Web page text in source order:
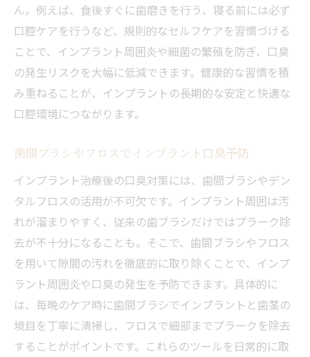
ん。例えば、食後すぐに歯磨きを行う、寝る前には必ず
口腔ケアを行うなど、規則的なセルフケアを習慣づける
ことで、インプラント周囲炎や細菌の繁殖を防ぎ、口臭
の発生リスクを大幅に低減できます。健康的な習慣を積
み重ねることが、インプラントの長期的な安定と快適な
口腔環境につながります。
歯間ブラシやフロスでインプラント口臭予防
インプラント治療後の口臭対策には、歯間ブラシやデン
タルフロスの活用が不可欠です。インプラント周囲は汚
れが溜まりやすく、従来の歯ブラシだけではプラーク除
去が不十分になることも。そこで、歯間ブラシやフロス
を用いて隙間の汚れを徹底的に取り除くことで、インプ
ラント周囲炎や口臭の発生を予防できます。具体的に
は、毎晩のケア時に歯間ブラシでインプラントと歯茎の
境目を丁寧に清掃し、フロスで細部までプラークを除去
することがポイントです。これらのツールを日常的に取